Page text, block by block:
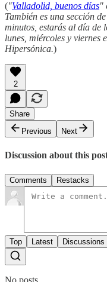
("Valladolid, buenos días"
También es una sección
minutos, estarás al día de
lunes, miércoles y viernes
Hipersónica.)
2
Share
Previous
Next
Discussion about this
Comments Restacks
Top Latest Discussions
No posts